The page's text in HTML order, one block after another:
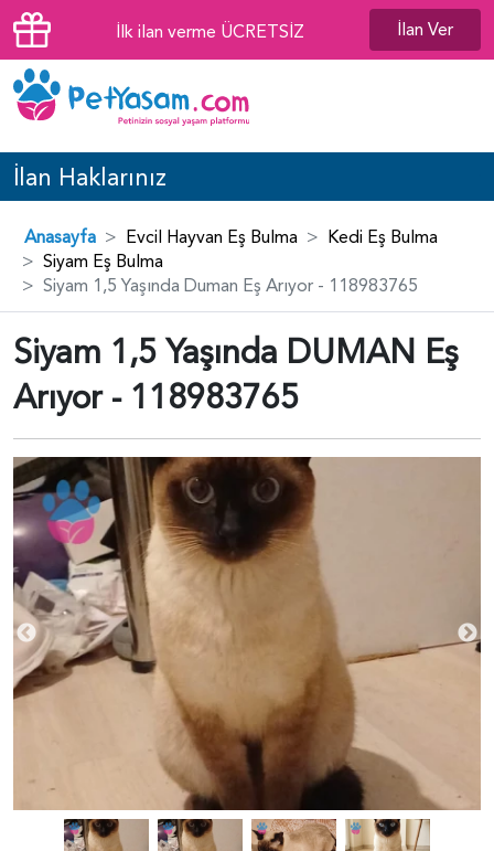
İlk ilan verme ÜCRETSİZ İlan Ver
İlan Haklarınız
Anasayfa Evcil Hayvan Eş Bulma
Kedi Eş Bulma
Siyam Eş Bulma
Siyam 1,5 Yaşında Duman Eş Arıyor - 118983765
Siyam 1,5 Yaşında DUMAN Eş
Arıyor - 118983765